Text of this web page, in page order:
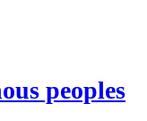
peoples